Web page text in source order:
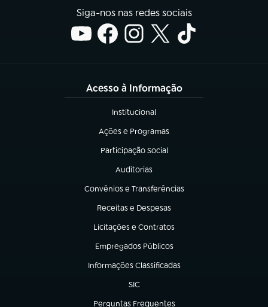
Siga-nos nas redes sociais
Acesso à Informação
Institucional
(abre em nova aba)
Ações e Programas
(abre em nova aba)
Participação Social
(abre em nova aba)
Auditorias
(abre em nova aba)
Convênios e Transferências
(abre em nova aba)
Receitas e Despesas
(abre em nova aba)
Licitações e Contratos
(abre em nova aba)
Empregados Públicos
(abre em nova aba)
Informações Classificadas
(abre em nova aba)
SIC
(abre em nova aba)
Perguntas Frequentes